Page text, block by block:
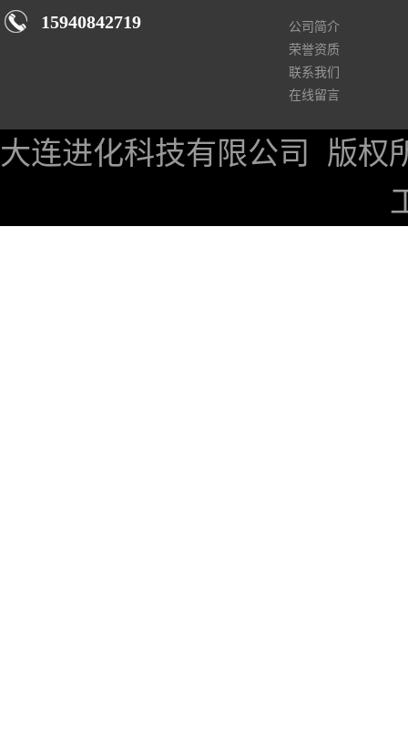
15940842719
公司简介
荣誉资质
联系我们
在线留言
大连进化科技有限公司
版权